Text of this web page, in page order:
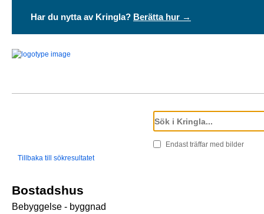
Har du nytta av Kringla? Berätta hur →
Endast träffar med bilder
Tillbaka till sökresultatet
Bostadshus
Bebyggelse - byggnad